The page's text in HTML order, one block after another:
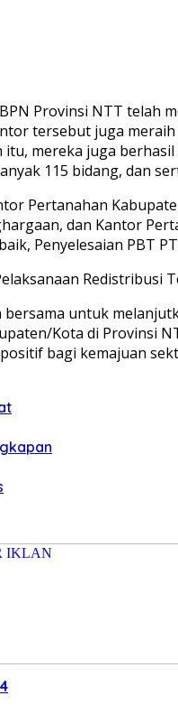
Provinsi NTT telah
tersebut juga
mereka juga
115 bidang, dan
Pertanahan
dan Kantor
Penyelesaian PBT
Redistribusi
untuk
Kota di Provinsi
bagi kemajuan